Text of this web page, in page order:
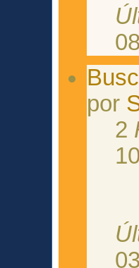
por
2